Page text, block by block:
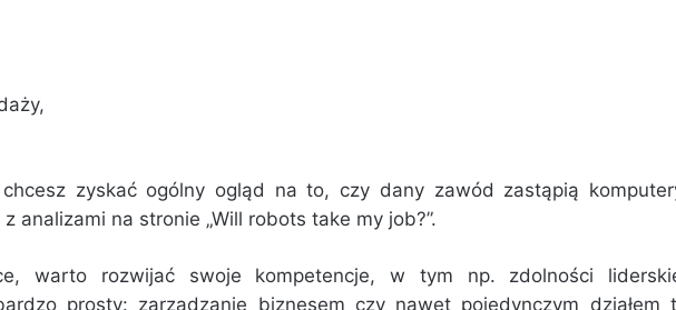
zyskać ogólny ogląd na to, czy dany zawód zastąpią
analizami na stronie „Will robots take my job?”.
warto rozwijać swoje kompetencje, w tym np. zdolności
prosty: zarządzanie biznesem czy nawet pojedynczym działem